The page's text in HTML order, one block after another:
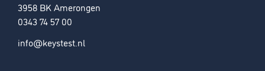
3958 BK Amerongen
0343 74 57 00
info@keystest.nl